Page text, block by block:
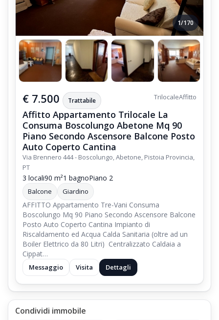
1/170
€ 7.500 Trattabile TrilocaleAffitto
Affitto Appartamento Trilocale La
Consuma Boscolungo Abetone Mq 90
Piano Secondo Ascensore Balcone Posto
Auto Coperto Cantina
Via Brennero 444 - Boscolungo, Abetone, Pistoia Provincia,
PT
3 locali90 m²1 bagnoPiano 2
Balcone Giardino
AFFITTO Appartamento Tre-Vani Consuma
Boscolungo Mq 90 Piano Secondo Ascensore Balcone
Posto Auto Coperto Cantina Impianto di
Riscaldamento ed Acqua Calda Sanitaria (oltre ad un
Boiler Elettrico da 80 Litri) Centralizzato Caldaia a
Cippat…
Messaggio Visita Dettagli
Condividi immobile